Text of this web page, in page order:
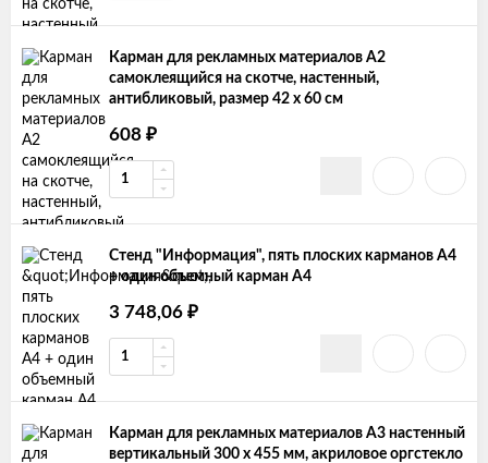
Карман для рекламных материалов А2
самоклеящийся на скотче, настенный,
антибликовый, размер 42 х 60 см
608 ₽
Стенд "Информация", пять плоских карманов А4
+ один объемный карман А4
3 748,06 ₽
Карман для рекламных материалов А3 настенный
вертикальный 300 х 455 мм, акриловое оргстекло